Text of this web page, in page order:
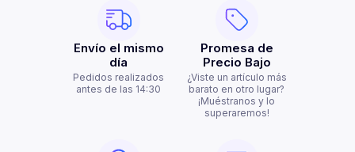
Envío el mismo
día
Pedidos realizados
antes de las 14:30
Promesa de
Precio Bajo
¿Viste un artículo más
barato en otro lugar?
¡Muéstranos y lo
superaremos!